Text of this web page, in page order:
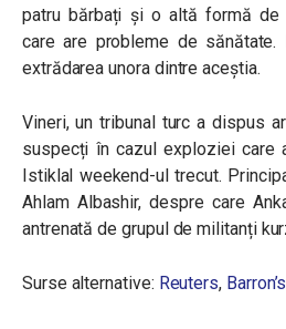
patru bărbați și o altă formă de
care are probleme de sănătate.
extrădarea unora dintre aceștia.
Vineri, un tribunal turc a dispus
suspecți în cazul exploziei care
Istiklal weekend-ul trecut.
Ahlam Albashir, despre care
antrenată de grupul de militanți
Surse alternative: Reuters, Barron’s